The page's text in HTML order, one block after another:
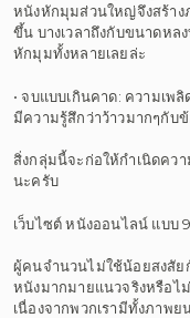
หนังหักมุมส่วนใหญ่จึงสร้าง
ขึ้น บางเวลาถึงกับขนาดหล
หักมุมทั้งหลายเลยล่ะ
• จบแบบเกินคาด: ความเ
มีความรู้สึกว่าว้าวมากๆกับ
สิ่งกลุ่มนี้จะก่อให้กำเนิดควา
นะครับ
เว็บไซต์ หนังออนไลน์ แบบ
ผู้คนจำนวนไม่ใช้น้อยสงสัย
หนังมากมายแนวจริงหรือไ
เนื่องจากพวกเรามีทั้งภาพ